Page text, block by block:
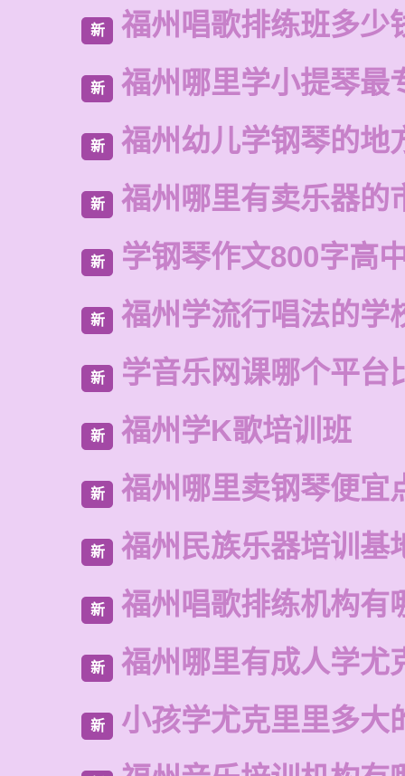
新 福州唱歌排练班多少
新 福州哪里学小提琴最
新 福州幼儿学钢琴的地
新 福州哪里有卖乐器的
新 学钢琴作文800字高
新 福州学流行唱法的学
新 学音乐网课哪个平台
新 福州学K歌培训班
新 福州哪里卖钢琴便宜
新 福州民族乐器培训基
新 福州唱歌排练机构有
新 福州哪里有成人学尤
新 小孩学尤克里里多大